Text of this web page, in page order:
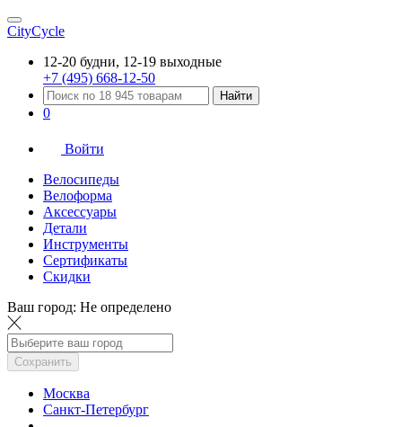
CityCycle
12-20 будни, 12-19 выходные
+7 (495) 668-12-50
Найти
0
Войти
Велосипеды
Велоформа
Аксессуары
Детали
Инструменты
Сертификаты
Скидки
Ваш город: Не определено
Сохранить
Москва
Санкт-Петербург